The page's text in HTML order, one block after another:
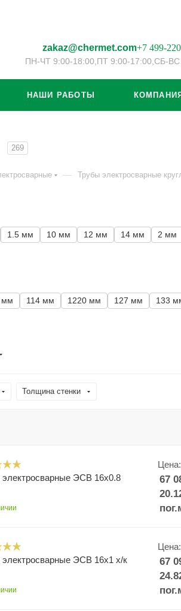
zakaz@chermet.com+7 499-
ПН-ЧТ 9:00-18:00, ПТ 9:00-17:00, СБ-ВС
НАШИ РАБОТЫ КОМПАНИЯ
269
— Трубы электросварные
1.5 мм 10 мм 12 мм 14 мм 2 мм
мм 114 мм 1220 мм 127 мм 133
Толщина стенки
ЭСВ 16х0.8
Цена:
67
ЭСВ 16х1 х/к
Цена:
67